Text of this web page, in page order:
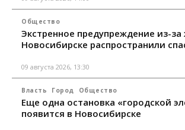
Общество
Экстренное предупреждение из-
Новосибирске распространили
09 августа 2026, 13:30
Власть Город Общество
Еще одна остановка «городской
появится в Новосибирске